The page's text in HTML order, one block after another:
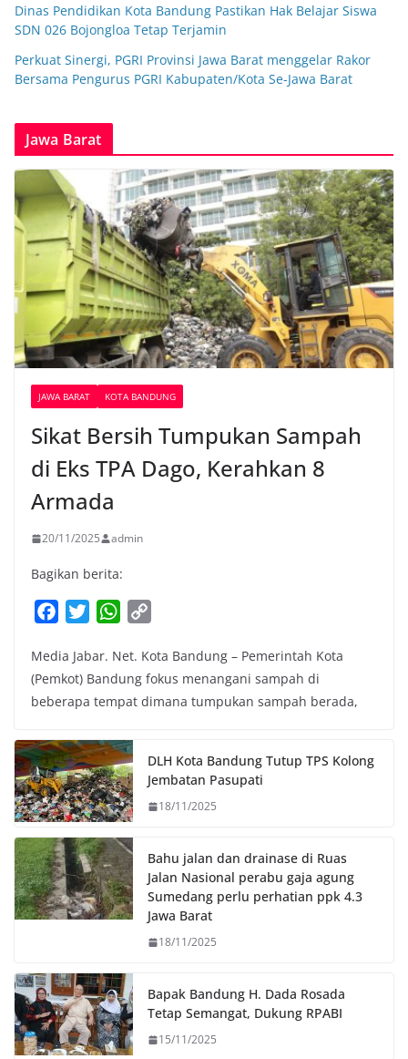
Dinas Pendidikan Kota Bandung Pastikan Hak Belajar Siswa
SDN 026 Bojongloa Tetap Terjamin
Perkuat Sinergi, PGRI Provinsi Jawa Barat menggelar Rakor
Bersama Pengurus PGRI Kabupaten/Kota Se-Jawa Barat
Jawa Barat
JAWA BARAT KOTA BANDUNG
Sikat Bersih Tumpukan Sampah
di Eks TPA Dago, Kerahkan 8
Armada
20/11/2025 admin
Bagikan berita:
c
e
b
o
k
i
t
t
r
W
a
t
s
p
p
p
y
L
n
k
Media Jabar. Net. Kota Bandung – Pemerintah Kota
(Pemkot) Bandung fokus menangani sampah di
beberapa tempat dimana tumpukan sampah berada,
DLH Kota Bandung Tutup TPS Kolong
Jembatan Pasupati
18/11/2025
Bahu jalan dan drainase di Ruas
Jalan Nasional perabu gaja agung
Sumedang perlu perhatian ppk 4.3
Jawa Barat
18/11/2025
Bapak Bandung H. Dada Rosada
Tetap Semangat, Dukung RPABI
15/11/2025